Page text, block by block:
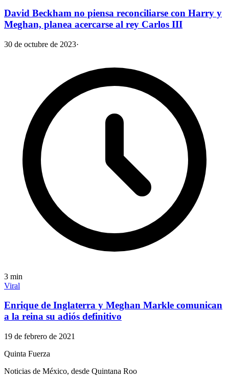
David Beckham no piensa reconciliarse con Harry y
Meghan, planea acercarse al rey Carlos III
30 de octubre de 2023·
3 min
Viral
Enrique de Inglaterra y Meghan Markle comunican
a la reina su adiós definitivo
19 de febrero de 2021
Quinta Fuerza
Noticias de México, desde Quintana Roo